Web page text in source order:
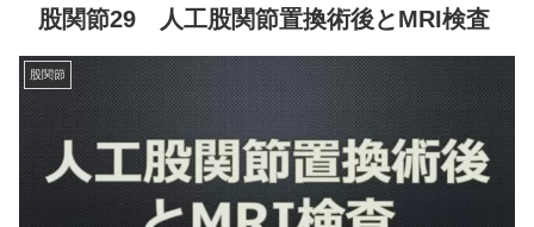
股関節29 人工股関節置換術後とMRI検査
股関節